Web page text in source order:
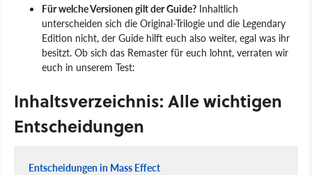
Für welche Versionen gilt der Guide? Inhaltlich
unterscheiden sich die Original-Trilogie und die Legendary
Edition nicht, der Guide hilft euch also weiter, egal was ihr
besitzt. Ob sich das Remaster für euch lohnt, verraten wir
euch in unserem Test:
Inhaltsverzeichnis: Alle wichtigen
Entscheidungen
Entscheidungen in Mass Effect